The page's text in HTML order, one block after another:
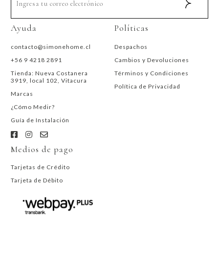
Ayuda
contacto@simonehome.cl
+56 9 4218 2891
Tienda: Nueva Costanera
3919, local 102, Vitacura
Marcas
¿Cómo Medir?
Guía de Instalación
Políticas
Despachos
Cambios y Devoluciones
Términos y Condiciones
Política de Privacidad
Medios de pago
Tarjetas de Crédito
Tarjeta de Débito